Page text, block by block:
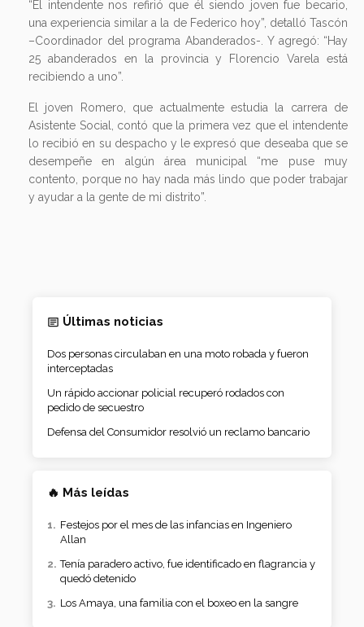
“El intendente nos refirió que él siendo joven fue becario,
una experiencia similar a la de Federico hoy”, detalló Tascón
–Coordinador del programa Abanderados-. Y agregó: “Hay
25 abanderados en la provincia y Florencio Varela está
recibiendo a uno”.
El joven Romero, que actualmente estudia la carrera de
Asistente Social, contó que la primera vez que el intendente
lo recibió en su despacho y le expresó que deseaba que se
desempeñe en algún área municipal “me puse muy
contento, porque no hay nada más lindo que poder trabajar
y ayudar a la gente de mi distrito”.
Últimas noticias
Dos personas circulaban en una moto robada y fueron
interceptadas
Un rápido accionar policial recuperó rodados con
pedido de secuestro
Defensa del Consumidor resolvió un reclamo bancario
🔥 Más leídas
Festejos por el mes de las infancias en Ingeniero
Allan
Tenía paradero activo, fue identificado en flagrancia y
quedó detenido
Los Amaya, una familia con el boxeo en la sangre